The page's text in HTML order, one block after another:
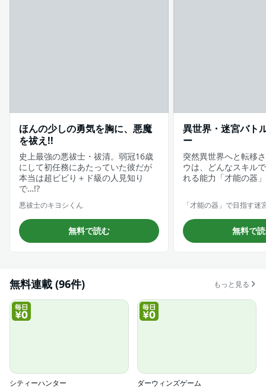
ほんの少しの勇気を胸に、悪魔
を祓え!!
史上最強の悪祓士・祓清。弱冠16歳
にして初任務にあたっていた彼だが
本当は超ビビり＋ド級の人見知り
で…!?
悪祓士のキヨシくん
無料で読む
異世界・迷宮バト
ー
突然異世界へと転移
ウは、どんなスキル
れる能力「才能の器
無料で
無料連載 (96件) もっと見る
シティーハンター ダーウィンズゲーム